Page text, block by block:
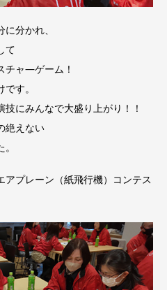
分かれ、
て
チャ―ゲーム！
す。
にみんなで大盛り上がり！！
絶えない
プレーン（紙飛行機）コンテス